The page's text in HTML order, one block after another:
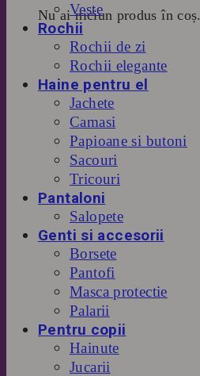
Nu ai niciun produs în coș.
Veste
Rochii
Rochii de zi
Rochii elegante
Haine pentru el
Jachete
Camasi
Papioane si butoni
Sacouri
Tricouri
Pantaloni
Salopete
Genti si accesorii
Borsete
Pantofi
Masca protectie
Palarii
Pentru copii
Hainute
Jucarii